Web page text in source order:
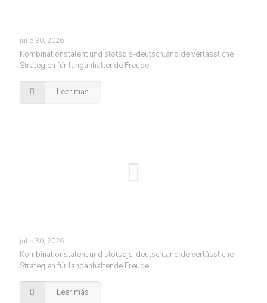
julio 30, 2026
Kombinationstalent und slotsdjs-deutschland.de verlässliche
Strategien für langanhaltende Freude
Leer más
julio 30, 2026
Kombinationstalent und slotsdjs-deutschland.de verlässliche
Strategien für langanhaltende Freude
Leer más